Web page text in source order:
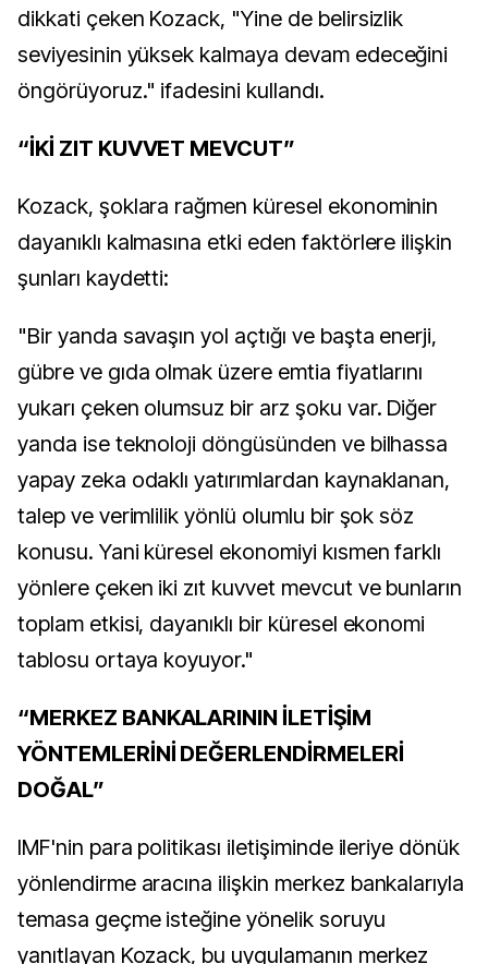
dikkati çeken Kozack, "Yine de belirsizlik
seviyesinin yüksek kalmaya devam edeceğini
öngörüyoruz." ifadesini kullandı.
“İKİ ZIT KUVVET MEVCUT”
Kozack, şoklara rağmen küresel ekonominin
dayanıklı kalmasına etki eden faktörlere ilişkin
şunları kaydetti:
"Bir yanda savaşın yol açtığı ve başta enerji,
gübre ve gıda olmak üzere emtia fiyatlarını
yukarı çeken olumsuz bir arz şoku var. Diğer
yanda ise teknoloji döngüsünden ve bilhassa
yapay zeka odaklı yatırımlardan kaynaklanan,
talep ve verimlilik yönlü olumlu bir şok söz
konusu. Yani küresel ekonomiyi kısmen farklı
yönlere çeken iki zıt kuvvet mevcut ve bunların
toplam etkisi, dayanıklı bir küresel ekonomi
tablosu ortaya koyuyor."
“MERKEZ BANKALARININ İLETİŞİM
YÖNTEMLERİNİ DEĞERLENDİRMELERİ
DOĞAL”
IMF'nin para politikası iletişiminde ileriye dönük
yönlendirme aracına ilişkin merkez bankalarıyla
temasa geçme isteğine yönelik soruyu
yanıtlayan Kozack, bu uygulamanın merkez